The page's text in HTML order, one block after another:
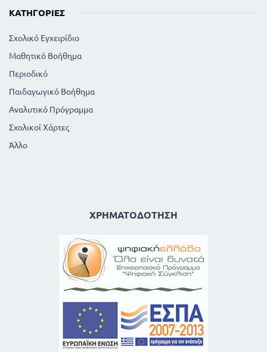
ΚΑΤΗΓΟΡΊΕΣ
Σχολικό Εγχειρίδιο
Μαθητικό Βοήθημα
Περιοδικό
Παιδαγωγικό Βοήθημα
Αναλυτικό Πρόγραμμα
Σχολικοί Χάρτες
Άλλο
ΧΡΗΜΑΤΟΔΌΤΗΣΗ